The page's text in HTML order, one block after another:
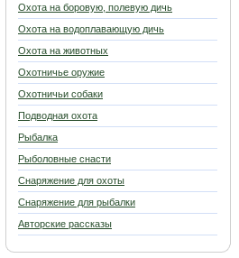
Охота на боровую, полевую дичь
Охота на водоплавающую дичь
Охота на животных
Охотничье оружие
Охотничьи собаки
Подводная охота
Рыбалка
Рыболовные снасти
Снаряжение для охоты
Снаряжение для рыбалки
Авторские рассказы